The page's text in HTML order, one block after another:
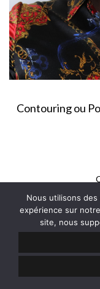
Contouring ou
© 2013-2025 -
Nous utilisons
expérience sur
site, nous